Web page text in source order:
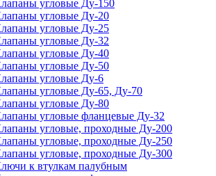
угловые Ду-150
угловые Ду-20
угловые Ду-25
угловые Ду-32
угловые Ду-40
угловые Ду-50
угловые Ду-6
угловые Ду-65, Ду-70
угловые Ду-80
угловые фланцевые Ду-32
угловые, проходные Ду-200
угловые, проходные Ду-250
угловые, проходные Ду-300
к втулкам палубным